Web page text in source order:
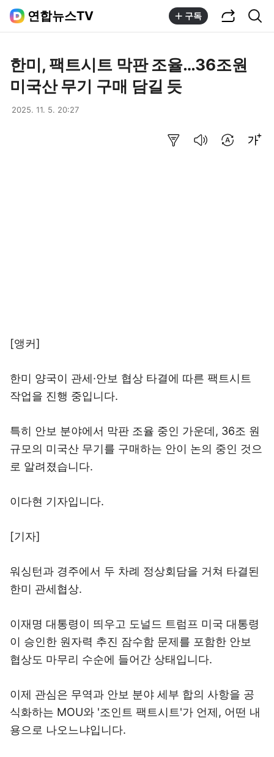
연합뉴스TV 구독
한미, 팩트시트 막판 조율…36조원
미국산 무기 구매 담길 듯
2025. 11. 5. 20:27
[앵커]
한미 양국이 관세·안보 협상 타결에 따른 팩트시트
작업을 진행 중입니다.
특히 안보 분야에서 막판 조율 중인 가운데, 36조 원
규모의 미국산 무기를 구매하는 안이 논의 중인 것으
로 알려졌습니다.
이다현 기자입니다.
[기자]
워싱턴과 경주에서 두 차례 정상회담을 거쳐 타결된
한미 관세협상.
이재명 대통령이 띄우고 도널드 트럼프 미국 대통령
이 승인한 원자력 추진 잠수함 문제를 포함한 안보
협상도 마무리 수순에 들어간 상태입니다.
이제 관심은 무역과 안보 분야 세부 합의 사항을 공
식화하는 MOU와 '조인트 팩트시트'가 언제, 어떤 내
용으로 나오느냐입니다.